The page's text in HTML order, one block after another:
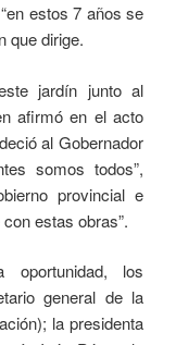
estos 7 años se
que dirige.
jardín junto al
afirmó en el acto
al Gobernador
somos todos”,
provincial e
estas obras”.
oportunidad, los
general de la
la presidenta